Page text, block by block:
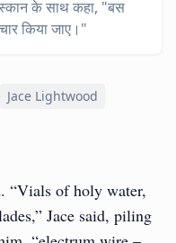
के साथ कहा, "बस
किया जाए।"
Jace Lightwood
“Vials of holy water,
Jace said, piling